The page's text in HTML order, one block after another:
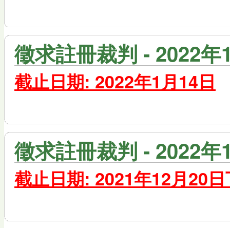
徵求註冊裁判 - 2022年
截止日期: 2022年1月14日
徵求註冊裁判 - 2022年
截止日期: 2021年12月20